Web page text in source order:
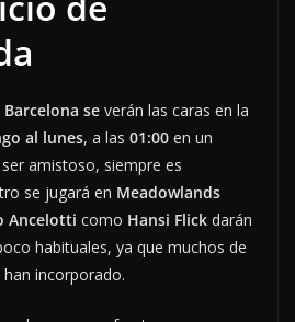
Barcelona se verán las caras en la
al lunes, a las 01:00 en un
amistoso, siempre es
se jugará en Meadowlands
Ancelotti como Hansi Flick darán
habituales, ya que muchos de
incorporado.